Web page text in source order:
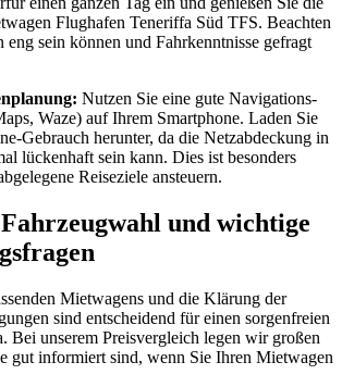
Flughafen Teneriffa Süd TFS. Beachten
eng sein können und Fahrkenntnisse gefragt
Nutzen Sie eine gute Navigations-
Waze) auf Ihrem Smartphone. Laden Sie
Gebrauch herunter, da die Netzabdeckung in
lückenhaft sein kann. Dies ist besonders
Reiseziele ansteuern.
und wichtige
Mietwagens und die Klärung der
sind entscheidend für einen sorgenfreien
Bei unserem Preisvergleich legen wir großen
gut informiert sind, wenn Sie Ihren Mietwagen